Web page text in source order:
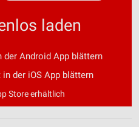
laden
Android App blättern
der iOS App blättern
Store erhältlich